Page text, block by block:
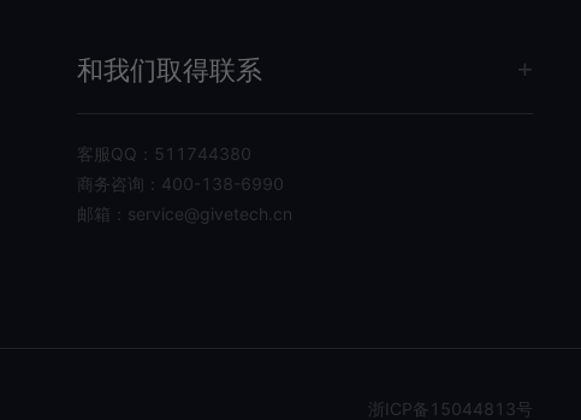
和我们取得联系
客服QQ： 511744380
商务咨询： 400-138-6990
邮箱： service@givetech.cn
浙ICP备15044813号